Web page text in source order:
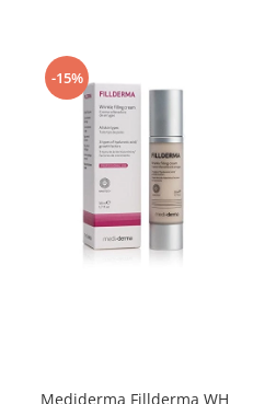
-15%
Mediderma Fillderma WH